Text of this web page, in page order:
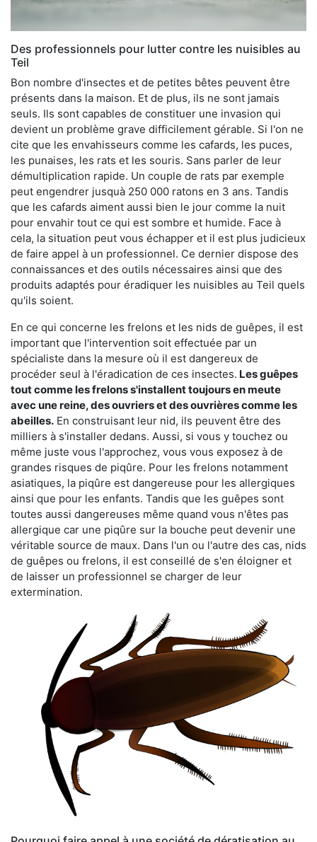
Des professionnels pour lutter contre les nuisibles au
Teil
Bon nombre d'insectes et de petites bêtes peuvent être
présents dans la maison. Et de plus, ils ne sont jamais
seuls. Ils sont capables de constituer une invasion qui
devient un problème grave difficilement gérable. Si l'on ne
cite que les envahisseurs comme les cafards, les puces,
les punaises, les rats et les souris. Sans parler de leur
démultiplication rapide. Un couple de rats par exemple
peut engendrer jusquà 250 000 ratons en 3 ans. Tandis
que les cafards aiment aussi bien le jour comme la nuit
pour envahir tout ce qui est sombre et humide. Face à
cela, la situation peut vous échapper et il est plus judicieux
de faire appel à un professionnel. Ce dernier dispose des
connaissances et des outils nécessaires ainsi que des
produits adaptés pour éradiquer les nuisibles au Teil quels
qu'ils soient.
En ce qui concerne les frelons et les nids de guêpes, il est
important que l'intervention soit effectuée par un
spécialiste dans la mesure où il est dangereux de
procéder seul à l'éradication de ces insectes. Les guêpes
tout comme les frelons s'installent toujours en meute
avec une reine, des ouvriers et des ouvrières comme les
abeilles. En construisant leur nid, ils peuvent être des
milliers à s'installer dedans. Aussi, si vous y touchez ou
même juste vous l'approchez, vous vous exposez à de
grandes risques de piqûre. Pour les frelons notamment
asiatiques, la piqûre est dangereuse pour les allergiques
ainsi que pour les enfants. Tandis que les guêpes sont
toutes aussi dangereuses même quand vous n'êtes pas
allergique car une piqûre sur la bouche peut devenir une
véritable source de maux. Dans l'un ou l'autre des cas, nids
de guêpes ou frelons, il est conseillé de s'en éloigner et
de laisser un professionnel se charger de leur
extermination.